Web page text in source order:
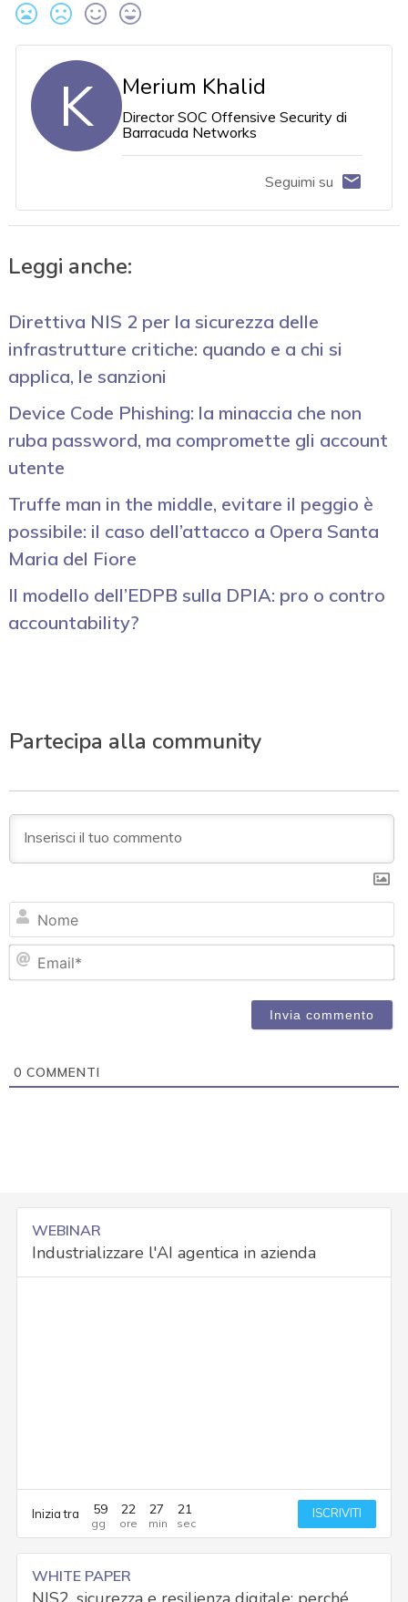
K Merium Khalid
Director SOC Offensive Security di
Barracuda Networks
Seguimi su
Leggi anche:
Direttiva NIS 2 per la sicurezza delle
infrastrutture critiche: quando e a chi si
applica, le sanzioni
Device Code Phishing: la minaccia che non
ruba password, ma compromette gli account
utente
Truffe man in the middle, evitare il peggio è
possibile: il caso dell’attacco a Opera Santa
Maria del Fiore
Il modello dell’EDPB sulla DPIA: pro o contro
accountability?
Partecipa alla community
0 COMMENTI
WEBINAR
Industrializzare l'AI agentica in azienda
Inizia tra 59 22 27 20 ISCRIVITI
WHITE PAPER